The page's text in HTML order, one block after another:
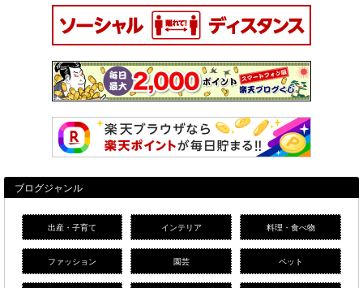
ブログジャンル
出産・子育て インテリア 料理・食べ物
ファッション 園芸 ペット